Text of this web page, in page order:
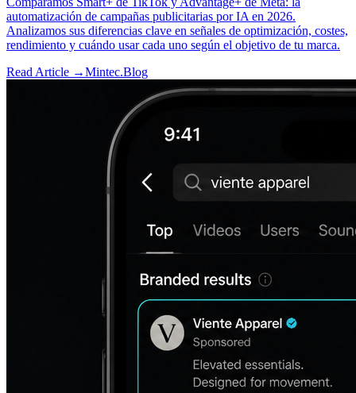
automatización de campañas publicitarias por IA en 2026.
Analizamos sus diferencias clave en señales de optimización, costes,
rendimiento y cuándo usar cada uno según el objetivo de tu marca.
Read Article →Mintec.Blog